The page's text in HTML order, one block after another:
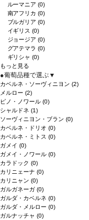
ルーマニア(0)
南アフリカ(0)
ブルガリア(0)
イギリス(0)
ジョージア(0)
グアテマラ(0)
ギリシャ(0)
もっと見る
●葡萄品種で選ぶ▼
カベルネ・ソーヴィニヨン (2)
メルロー (2)
ピノ・ノワール (0)
シャルドネ (1)
ソーヴィニヨン・ブラン (0)
カベルネ・ドリオ (0)
カベルネ・ミトス (0)
ガメイ (0)
ガメイ・ノワール (0)
カラドック (0)
カリニェーナ (0)
カリニャン (0)
ガルガネーガ (0)
ガルダ・カベルネ (0)
ガルダ・メルロー (0)
ガルナッチャ (0)